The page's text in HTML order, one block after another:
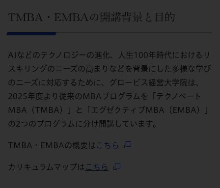
TMBA・EMBAの開講背景と目的
AIなどのテクノロジーの進化、人生100年時代におけるリ
スキリングのニーズの高まりなどを背景にした多様な学び
のニーズに対応するために、グロービス経営大学院は、
2025年度より従来のMBAプログラムを「テクノベート
MBA（TMBA）」と「エグゼクティブMBA（EMBA）」
の2つのプログラムに分け開講しています。
TMBA・EMBAの概要は こちら
カリキュラムマップは こちら